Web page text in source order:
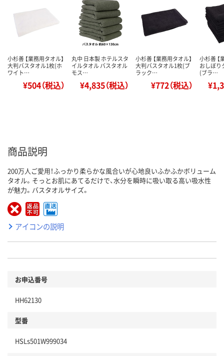
小杉善 【業務用タオル】
大判バスタオル1枚(ホ
ワイト…
¥504（税込）
丸中 日本製 ホテルスタ
イルタオル バスタオル
モス…
¥4,835（税込）
小杉善 【業務用タオル】
大判バスタオル1枚(ブ
ラック…
¥772（税込）
小杉善 【
おしぼり
(ブラ…
商品説明
200万人ご愛用！ふっかり柔らかな風合いが心地良いふかふかボリューム
タオル。そっとお肌にあてるだけで、水分を瞬時に吸い取る高い吸水性
が魅力。バスタオルサイズ。
アイコンの説明
お申込番号
HH62130
型番
HSLs501W999034